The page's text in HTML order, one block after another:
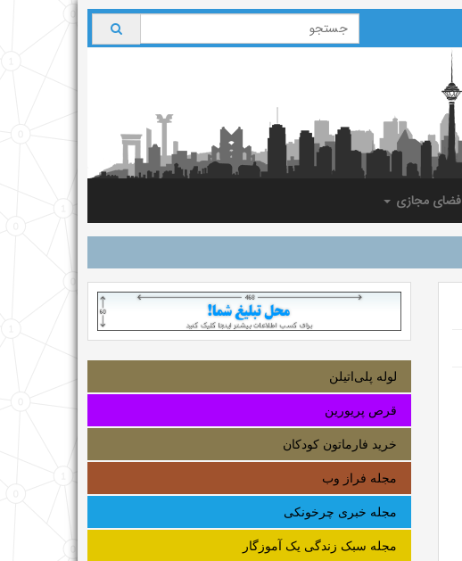
فضای مجازی
لوله‌ پلی‌اتیلن
قرص پریورین
خرید فارماتون کودکان
مجله فراز وب
مجله خبری چرخونکی
مجله سبک زندگی یک آموزگار